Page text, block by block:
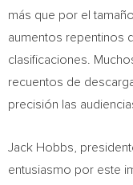
más que por el
aumentos repentinos
clasificaciones.
recuentos de
precisión las
Jack Hobbs ,
entusiasmo por este